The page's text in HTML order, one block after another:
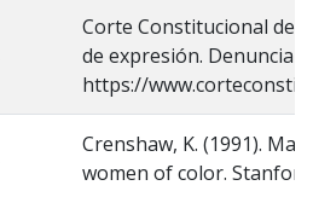
Corte Constitucional de
de expresión. Denuncia
https://
Crenshaw, K. (1991).
women of color.